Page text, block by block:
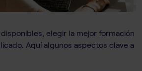
elegir la mejor formación
Aquí algunos aspectos clave a